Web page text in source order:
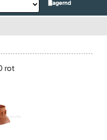
lagernd
rot